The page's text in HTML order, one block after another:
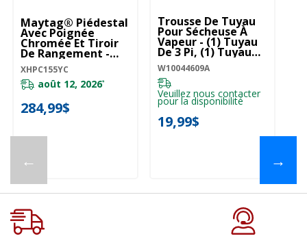
←
Maytag® Piédestal
Avec Poignée
Chromée Et Tiroir
De Rangement -
15.5 Po (39.37 Cm)
XHPC155YC
XHPC155YC
août 12, 2026*
284,99$
Trousse De Tuyau
Pour Sécheuse À
Vapeur - (1) Tuyau
De 3 Pi, (1) Tuyau
De 5 Pi W10044609A
W10044609A
Veuillez nous contacter
pour la disponibilité
19,99$
→